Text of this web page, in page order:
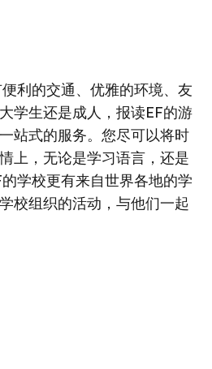
利的交通、优雅的环境、友
学生还是成人，报读EF的游
站式的服务。您尽可以将时
上，无论是学习语言，还是
学校更有来自世界各地的学
校组织的活动，与他们一起